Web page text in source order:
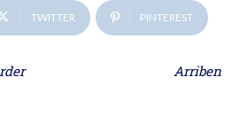
TWITTER PINTEREST
Llarder Arriben